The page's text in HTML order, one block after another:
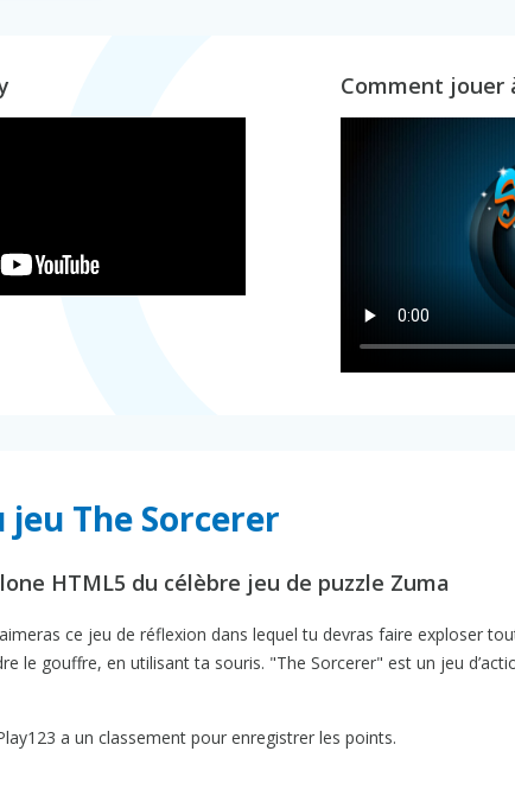
Comment jouer
The Sorcerer
HTML5 du célèbre jeu de puzzle Zuma
ce jeu de réflexion dans lequel tu devras faire exploser
le gouffre, en utilisant ta souris. "The Sorcerer" est un jeu
a un classement pour enregistrer les points.